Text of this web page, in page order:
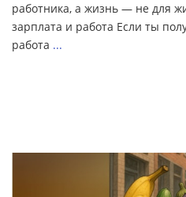
работника, а жизнь — не для
зарплата и работа Если ты
работа ...